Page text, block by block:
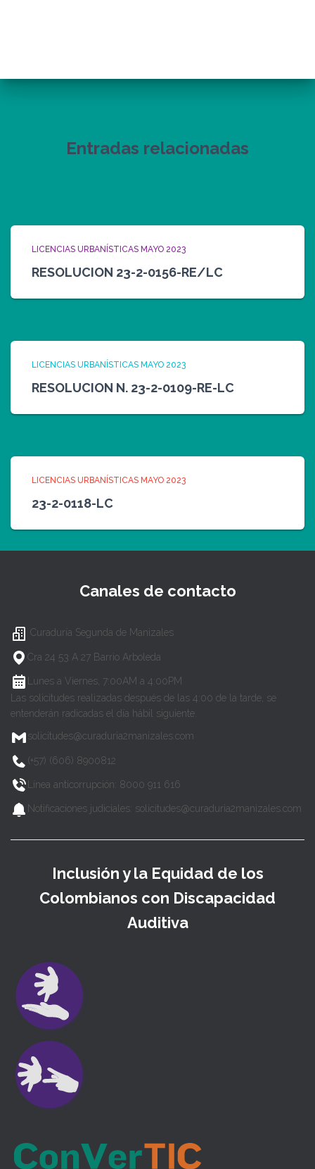
Entradas relacionadas
LICENCIAS URBANÍSTICAS MAYO 2023
RESOLUCION 23-2-0156-RE/LC
LICENCIAS URBANÍSTICAS MAYO 2023
RESOLUCION N. 23-2-0109-RE-LC
LICENCIAS URBANÍSTICAS MAYO 2023
23-2-0118-LC
Canales de contacto
Curaduría Segunda de Manizales
Cra 24 53 A 27 Barrio Arboleda
Lunes a Viernes, 7:00AM a 4:00PM
Las solicitudes realizadas después de las 4:00 de la tarde, se
entenderán radicadas el día hábil siguiente.
solicitudes@curaduria2manizales.com
(+57) (606) 8900812
Línea anticorrupción: 8000 911 616
Notificaciones judiciales: solicitudes@curaduria2manizales.com
Inclusión y la Equidad de los
Colombianos con Discapacidad
Auditiva